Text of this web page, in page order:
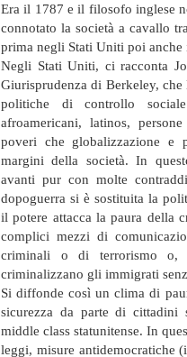
Era il 1787 e il filosofo inglese
connotato la società a cavallo
prima negli Stati Uniti poi anche
Negli Stati Uniti, ci racconta
Giurisprudenza di Berkeley,
politiche di controllo
afroamericani, latinos,
poveri che globalizzazione e
margini della società. In
avanti pur con molte
dopoguerra si è sostituita la
il potere attacca la paura della
complici mezzi di
criminali o di terrorismo o,
criminalizzano gli immigrati
Si diffonde così un clima di
sicurezza da parte di cittadini
middle class statunitense. In
leggi, misure antidemocratiche